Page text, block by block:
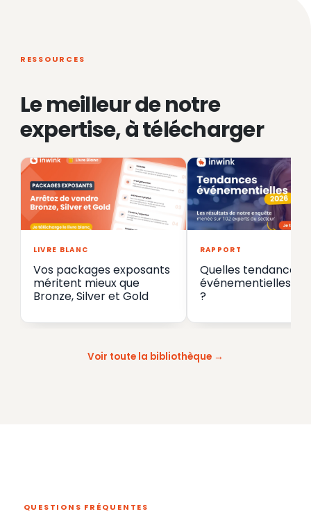
RESSOURCES
Le meilleur de notre
expertise, à télécharger
LIVRE BLANC
Vos packages exposants
méritent mieux que
Bronze, Silver et Gold
RAPPORT
Quelles tendances
événementielles en
?
Voir toute la bibliothèque
QUESTIONS FRÉQUENTES